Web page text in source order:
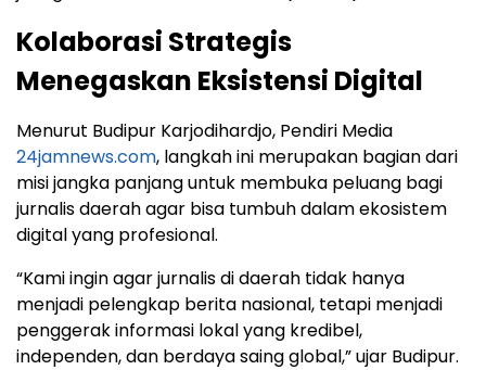
Kolaborasi Strategis
Menegaskan Eksistensi Digital
Menurut Budipur Karjodihardjo, Pendiri Media
24jamnews.com, langkah ini merupakan bagian dari
misi jangka panjang untuk membuka peluang bagi
jurnalis daerah agar bisa tumbuh dalam ekosistem
digital yang profesional.
“Kami ingin agar jurnalis di daerah tidak hanya
menjadi pelengkap berita nasional, tetapi menjadi
penggerak informasi lokal yang kredibel,
independen, dan berdaya saing global,” ujar Budipur.